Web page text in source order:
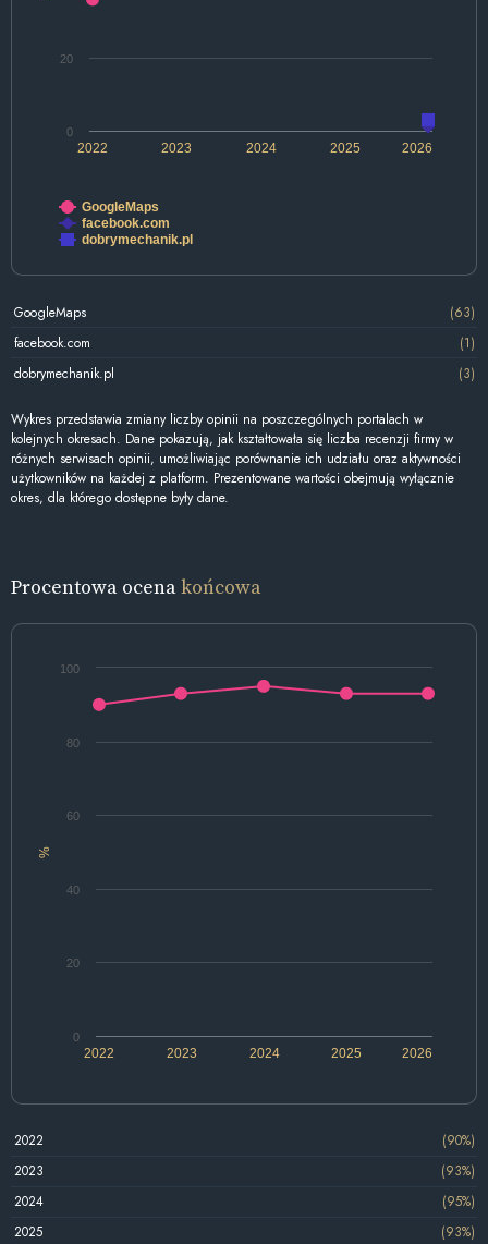
2022 2024 2026
2023 2025
0
20
GoogleMaps
facebook.com
dobrymechanik.pl
GoogleMaps
(63)
facebook.com
(1)
dobrymechanik.pl
(3)
Wykres przedstawia zmiany liczby opinii na poszczególnych portalach w
kolejnych okresach. Dane pokazują, jak kształtowała się liczba recenzji firmy w
różnych serwisach opinii, umożliwiając porównanie ich udziału oraz aktywności
użytkowników na każdej z platform. Prezentowane wartości obejmują wyłącznie
okres, dla którego dostępne były dane.
Procentowa ocenakońcowa
%
2022 2024 2026
2023 2025
0
20
40
60
80
100
2022
(90%)
2023
(93%)
2024
(95%)
2025
(93%)